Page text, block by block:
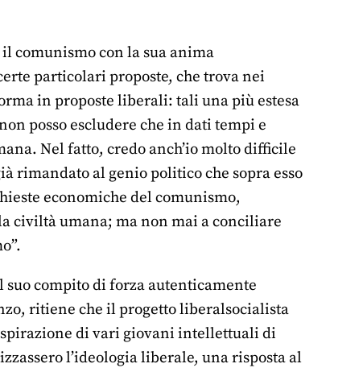
comunismo con la sua anima
particolari proposte, che trova nei
in proposte liberali: tali una più estesa
posso escludere che in dati tempi e
Nel fatto, credo anch’io molto difficile
rimandato al genio politico che sopra esso
economiche del comunismo,
civiltà umana; ma non mai a conciliare
compito di forza autenticamente
ritiene che il progetto liberalsocialista
di vari giovani intellettuali di
l’ideologia liberale, una risposta al